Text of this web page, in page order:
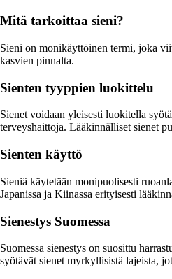
Mitä tarkoittaa sieni?
Sieni on monikäyttöinen termi, joka
kasvien pinnalta.
Sienten tyyppien luokittelu
Sienet voidaan yleisesti luokitella
terveyshaittoja. Lääkinnälliset sienet
Sienten käyttö
Sieniä käytetään monipuolisesti
Japanissa ja Kiinassa erityisesti
Sienestys Suomessa
Suomessa sienestys on suosittu
syötävät sienet myrkyllisistä lajeista,